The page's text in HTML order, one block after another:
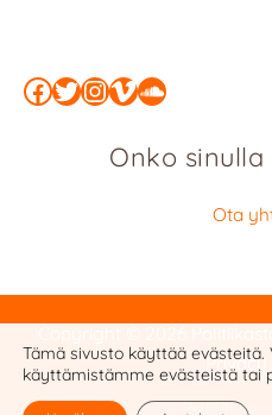
Facebook
Twitter
Instagram
Vimeo
Onko
Ota
Website by
Tämä sivusto käyttää evästeitä.
käyttämistämme evästeistä tai